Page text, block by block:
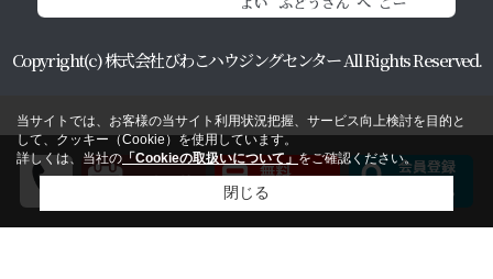
Copyright(c) 株式会社びわこハウジングセンター All Rights Reserved.
当サイトでは、お客様の当サイト利用状況把握、サービス向上検討を目的と
して、クッキー（Cookie）を使用しています。
詳しくは、当社の 「Cookieの取扱いについて」 をご確認ください。
閉じる